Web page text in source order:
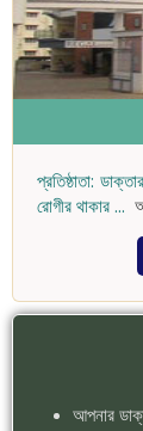
প্রতিষ্ঠাতা:
রোগীর থাকার ...
আপনার